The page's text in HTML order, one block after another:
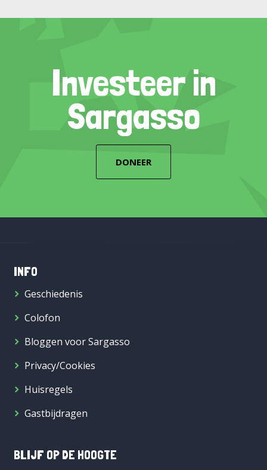
Investeer in
Sargasso
DONEER
INFO
Geschiedenis
Colofon
Bloggen voor Sargasso
Privacy/Cookies
Huisregels
Gastbijdragen
BLIJF OP DE HOOGTE